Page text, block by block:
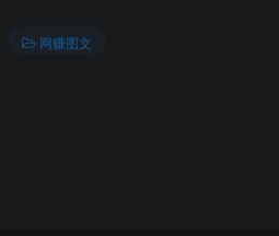
网赚图文